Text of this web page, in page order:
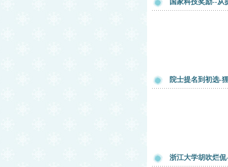
国家科技奖励--从
院士提名到初选-
浙江大学胡吹烂